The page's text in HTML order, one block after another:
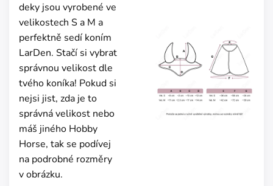
deky jsou vyrobené ve
velikostech S a M a
perfektně sedí koním
LarDen. Stačí si vybrat
správnou velikost dle
tvého koníka! Pokud si
nejsi jist, zda je to
správná velikost nebo
máš jiného Hobby
Horse, tak se podívej
na podrobné rozměry
v obrázku.